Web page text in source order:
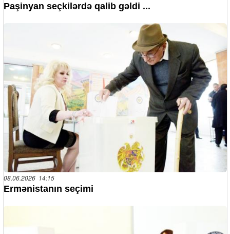
Paşinyan seçkilərdə qalib gəldi ...
08.06.2026 14:15
Ermənistanın seçimi